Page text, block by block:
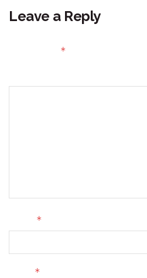
Leave a Reply
*
*
*